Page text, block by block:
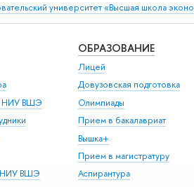
университет «Высшая школа
НИУ ВШЭ
НИУ ВШЭ
ОБРАЗОВАНИЕ
Лицей
Довузовская подготовка
Олимпиады
Прием в бакалавриат
Вышка+
Прием в магистратуру
Аспирантура